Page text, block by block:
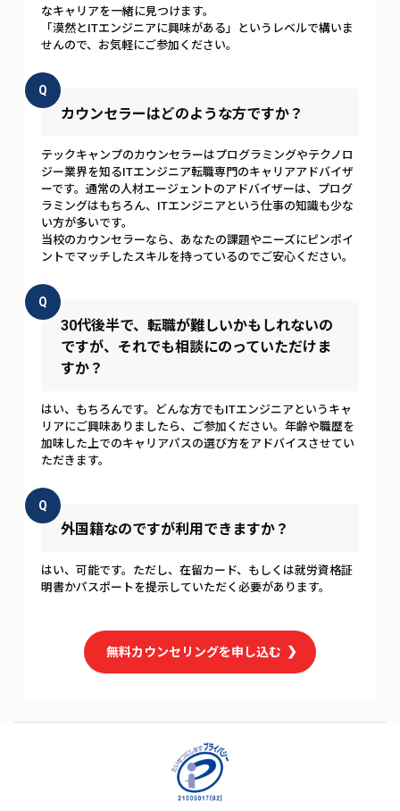
なキャリアを一緒に見つけます。
「漠然とITエンジニアに興味がある」というレベルで構いま
せんので、お気軽にご参加ください。
Q
カウンセラーはどのような方ですか？
テックキャンプのカウンセラーはプログラミングやテクノロ
ジー業界を知るITエンジニア転職専門のキャリアアドバイザ
ーです。通常の人材エージェントのアドバイザーは、プログ
ラミングはもちろん、ITエンジニアという仕事の知識も少な
い方が多いです。
当校のカウンセラーなら、あなたの課題やニーズにピンポイ
ントでマッチしたスキルを持っているのでご安心ください。
Q
30代後半で、転職が難しいかもしれないの
ですが、それでも相談にのっていただけま
すか？
はい、もちろんです。どんな方でもITエンジニアというキャ
リアにご興味ありましたら、ご参加ください。年齢や職歴を
加味した上でのキャリアパスの選び方をアドバイスさせてい
ただきます。
Q
外国籍なのですが利用できますか？
はい、可能です。ただし、在留カード、もしくは就労資格証
明書かパスポートを提示していただく必要があります。
無料カウンセリングを申し込む